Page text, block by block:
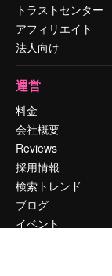
トラストセンター
アフィリエイト
法人向け
運営
料金
会社概要
Reviews
採用情報
検索トレンド
ブログ
イベント